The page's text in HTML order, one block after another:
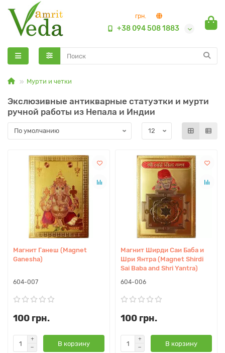
грн.
+38 094 508 1883
Мурти и четки
Экслюзивные антикварные статуэтки и мурти
ручной работы из Непала и Индии
Магнит Ганеш (Magnet
Ganesha)
604-007
100 грн.
В корзину
Магнит Ширди Саи Баба и
Шри Янтра (Magnet Shirdi
Sai Baba and Shri Yantra)
604-006
100 грн.
В корзину